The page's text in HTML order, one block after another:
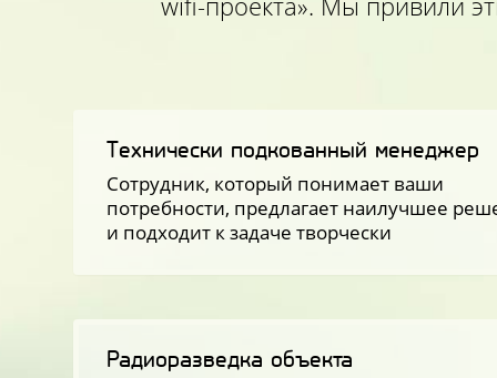
Технически подкованный менеджер
Сотрудник, который понимает ваши
потребности, предлагает наилучшее
и подходит к задаче творчески
Радиоразведка объекта